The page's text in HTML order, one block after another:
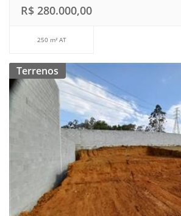
R$ 280.000,00
250 m² AT
Terrenos